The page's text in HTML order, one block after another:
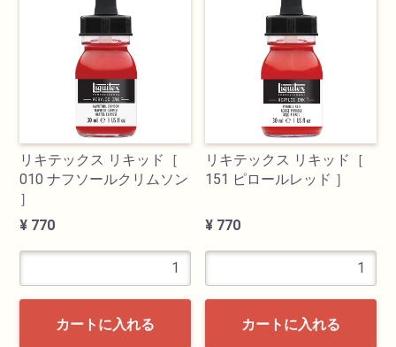
リキテックス リキッド［
010 ナフソールクリムソン
］
¥ 770
カートに入れる
リキテックス リキッド［
151 ピロールレッド ］
¥ 770
カートに入れる
パステル
インク